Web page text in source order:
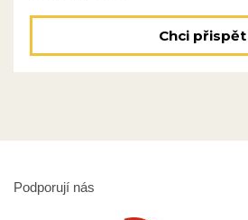
Chci přispět
Podporují nás